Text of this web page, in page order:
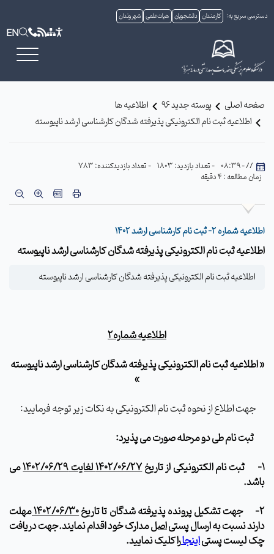
دسترسی سریع به: کارمندان دانشجویان هیات علمی شهروندان
EN
صفحه اصلی پوسته جدید 96
اطلاعیه ها
اطلاعیه ثبت نام الکترونیکی پذیرفته شدگان کارشناسی ارشد ناپیوسته
// - 08:39 - تعداد بازدید: 1803
- تعداد بازدیدکننده: 783
زمان مطالعه : 4 دقیقه
اطلاعیه شماره 2- ثبت نام کارشناسی ارشد 1402
اطلاعیه ثبت نام الکترونیکی پذیرفته شدگان کارشناسی ارشد ناپیوسته
اطلاعیه ثبت نام الکترونیکی پذیرفته شدگان کارشناسی ارشد ناپیوسته
اطلاعیه شماره2
«اطلاعیه ثبت نام الکترونیکی پذیرفته شدگان کارشناسی ارشد ناپیوسته
»
جهت اطلاع از نحوه ثبت نام الکترونیکی به نکات زیر توجه فرمایید:
ثبت نام طی دو مرحله صورت می پذیرد:
1-
ثبت نام الکترونیکی از تاریخ1402/06/27 لغایت 1402/06/29
می
باشد.
2-
جهت تشکیل پرونده پذیرفته شدگان تا تاریخ1402/06/30مهلت
دارند نسبت به ارسال پستیاصلمدارک خود اقدام نمایند.جهت دریافت
چک لیست پستیاینجارا کلیک نمایید.